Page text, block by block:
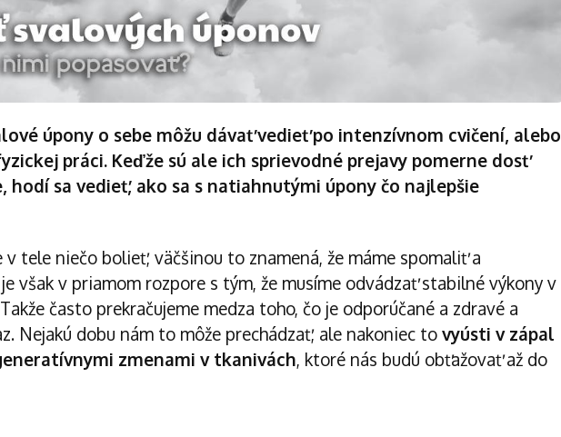
úpony o sebe môžu dávať vedieť po intenzívnom cvičení, alebo
práci. Keďže sú ale ich sprievodné prejavy pomerne dosť
hodí sa vedieť, ako sa s natiahnutými úpony čo najlepšie
v tele niečo bolieť, väčšinou to znamená, že máme spomaliť a
však v priamom rozpore s tým, že musíme odvádzať stabilné výkony v
často prekračujeme medza toho, čo je odporúčané a zdravé a
Nejakú dobu nám to môže prechádzať, ale nakoniec to vyústi v zápal
zmenami v tkanivách , ktoré nás budú obťažovať až do